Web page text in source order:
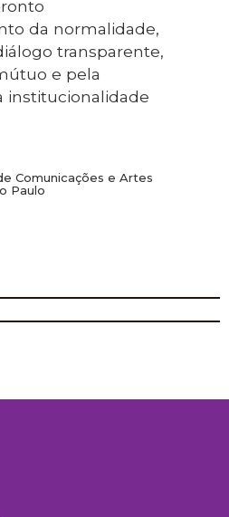
da normalidade,
transparente,
e pela
institucionalidade
Comunicações e Artes
Paulo